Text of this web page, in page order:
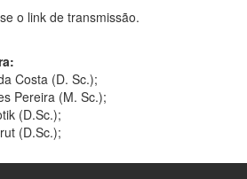
o link de transmissão.
Costa (D. Sc.);
Pereira (M. Sc.);
(D.Sc.);
(D.Sc.);